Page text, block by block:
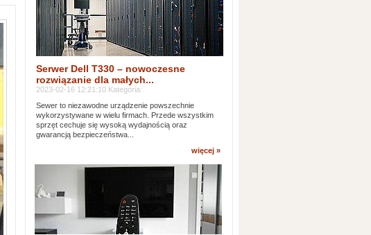
Serwer Dell T330 – nowoczesne
rozwiązanie dla małych...
2023-02-16 12:21:10 Kategoria:
Sewer to niezawodne urządzenie powszechnie
wykorzystywane w wielu firmach. Przede wszystkim
sprzęt cechuje się wysoką wydajnością oraz
gwarancją bezpieczeństwa...
więcej »